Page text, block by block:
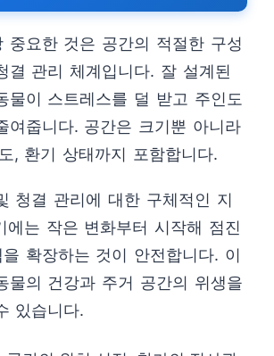
중요한 것은 공간의 적절한 구성
결 관리 체계입니다. 잘 설계된
물이 스트레스를 덜 받고 주인도
여줍니다. 공간은 크기뿐 아니라
, 환기 상태까지 포함합니다.
청결 관리에 대한 구체적인 지
에는 작은 변화부터 시작해 점진
확장하는 것이 안전합니다. 이
물의 건강과 주거 공간의 위생을
있습니다.